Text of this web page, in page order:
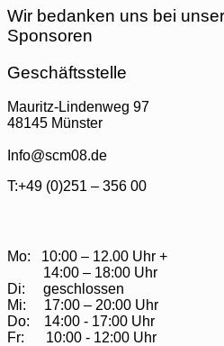
Wir bedanken uns bei
Sponsoren
Geschäftsstelle
Mauritz-Lindenweg 97
48145 Münster
Info@scm08.de
T:+49 (0)251 – 356 00
Mo: 10:00 – 12.00 Uhr +
14:00 – 18:00 Uhr
Di: geschlossen
Mi: 17:00 – 20:00 Uhr
Do: 14:00 - 17:00 Uhr
Fr: 10:00 - 12:00 Uhr